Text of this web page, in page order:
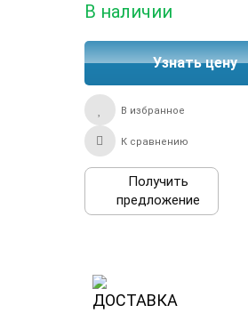
В наличии
Узнать цену
В избранное
К сравнению
Получить
предложение